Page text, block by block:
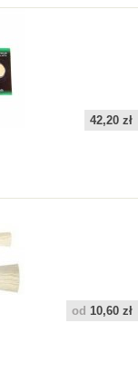
42,20 zł
od 10,60 zł